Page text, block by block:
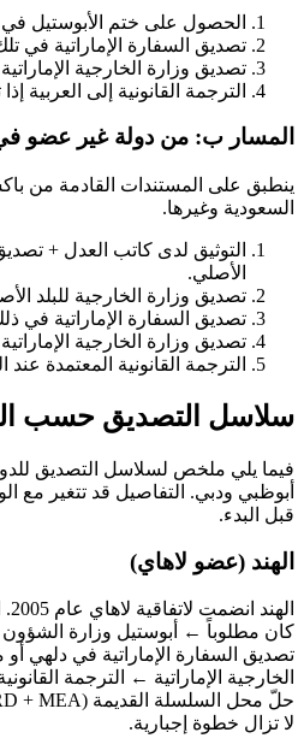
الحصول على ختم الأبوستيل في
تصديق السفارة الإماراتية في
تصديق وزارة الخارجية
الترجمة القانونية إلى العربية
المسار ب: من دولة غير عضو في
ينطبق على المستندات القادمة من
السعودية وغيرها.
التوثيق لدى كاتب العدل +
الأصلي.
تصديق وزارة الخارجية للبلد
تصديق السفارة الإماراتية في
تصديق وزارة الخارجية
الترجمة القانونية المعتمدة عند
سلاسل التصديق حسب
فيما يلي ملخص لسلاسل التصديق
أبوظبي ودبي. التفاصيل قد تتغير مع
قبل البدء.
الهند (عضو لاهاي)
تصديق السفارة الإماراتية في دلهي
لا تزال خطوة إجبارية.